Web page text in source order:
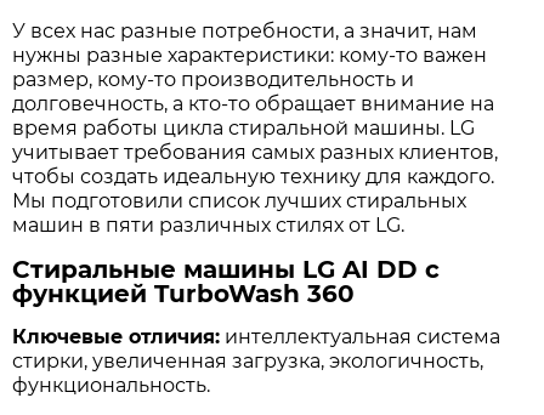
У всех нас разные потребности, а значит, нам
нужны разные характеристики: кому-то важен
размер, кому-то производительность и
долговечность, а кто-то обращает внимание на
время работы цикла стиральной машины. LG
учитывает требования самых разных клиентов,
чтобы создать идеальную технику для каждого.
Мы подготовили список лучших стиральных
машин в пяти различных стилях от LG.
Стиральные машины LG AI DD с
функцией TurboWash 360
Ключевые отличия: интеллектуальная система
стирки, увеличенная загрузка, экологичность,
функциональность.